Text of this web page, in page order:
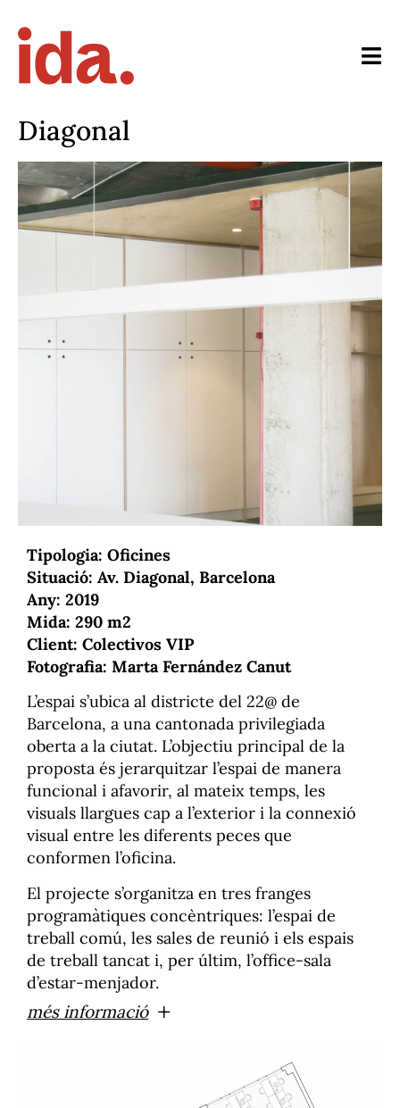
Diagonal
Tipologia: Oficines
Situació: Av. Diagonal, Barcelona
Any: 2019
Mida: 290 m2
Client: Colectivos VIP
Fotografia: Marta Fernández Canut
L’espai s’ubica al districte del 22@ de
Barcelona, a una cantonada privilegiada
oberta a la ciutat. L’objectiu principal de la
proposta és jerarquitzar l’espai de manera
funcional i afavorir, al mateix temps, les
visuals llargues cap a l’exterior i la connexió
visual entre les diferents peces que
conformen l’oficina.
El projecte s’organitza en tres franges
programàtiques concèntriques: l’espai de
treball comú, les sales de reunió i els espais
de treball tancat i, per últim, l’office-sala
d’estar-menjador.
La primera franja, consistent en un gran espai
garantir la seva il.luminació i ventilació
més informació +